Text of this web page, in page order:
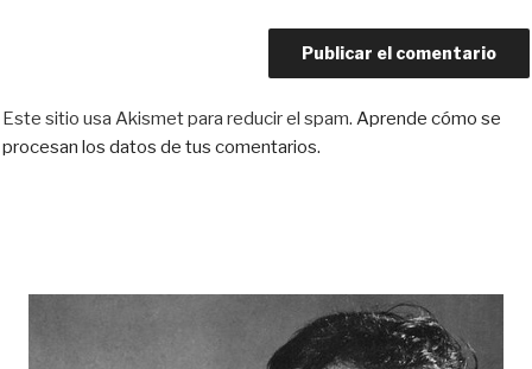
Este sitio usa Akismet para reducir el spam. Aprende cómo se
procesan los datos de tus comentarios.